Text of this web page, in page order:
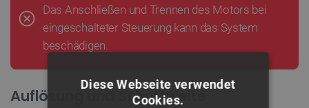
Das Anschließen und Trennen des Motors bei
eingeschalteter Steuerung kann das System
beschädigen.
Auflösung und Schrittweite
Diese Webseite verwendet
Cookies.